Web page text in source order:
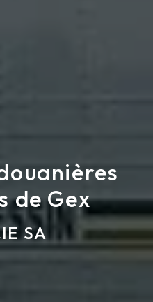
de Gex
SA